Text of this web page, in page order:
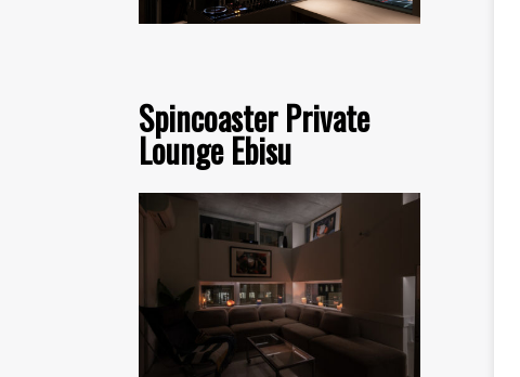
Spincoaster Private
Lounge Ebisu